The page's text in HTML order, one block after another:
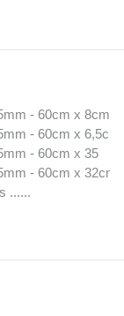
- 60cm x 8cm
- 60cm x 6,5cm
- 60cm x 35
- 60cm x 32cm
......